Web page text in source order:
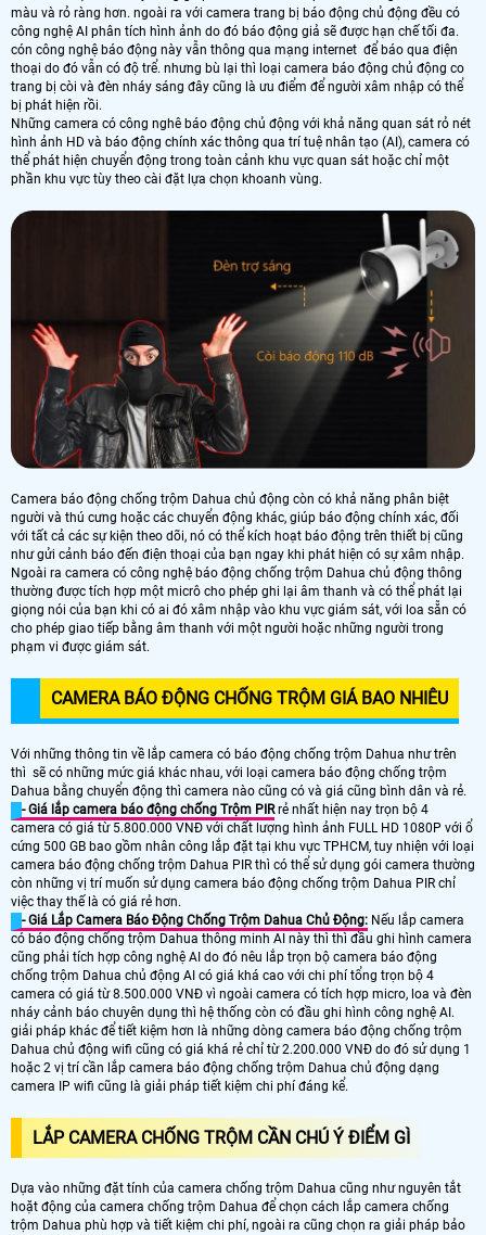
màu và rỏ ràng hơn. ngoài ra với camera trang bị báo động chủ động đều có
công nghệ AI phân tích hình ảnh do đó báo động giả sẽ được hạn chế tối đa.
cón công nghệ báo động này vẫn thông qua mạng internet để báo qua điện
thoại do đó vẫn có độ trể. nhưng bù lại thì loại camera báo động chủ động co
trang bị còi và đèn nháy sáng đây cũng là ưu điểm để người xâm nhập có thể
bị phát hiện rồi.
Những camera có công nghê báo động chủ động với khả năng quan sát rỏ nét
hình ảnh HD và báo động chính xác thông qua trí tuệ nhân tạo (AI), camera có
thể phát hiện chuyển động trong toàn cảnh khu vực quan sát hoặc chỉ một
phần khu vực tùy theo cài đặt lựa chọn khoanh vùng.
Camera báo động chống trộm Dahua chủ động còn có khả năng phân biệt
người và thú cưng hoặc các chuyển động khác, giúp báo động chính xác, đối
với tất cả các sự kiện theo dõi, nó có thể kích hoạt báo động trên thiết bị cũng
như gửi cảnh báo đến điện thoại của bạn ngay khi phát hiện có sự xâm nhập.
Ngoài ra camera có công nghệ báo động chống trộm Dahua chủ động thông
thường được tích hợp một micrô cho phép ghi lại âm thanh và có thể phát lại
giọng nói của bạn khi có ai đó xâm nhập vào khu vực giám sát, với loa sẵn có
cho phép giao tiếp bằng âm thanh với một người hoặc những người trong
phạm vi được giám sát.
CAMERA BÁO ĐỘNG CHỐNG TRỘM GIÁ BAO NHIÊU
Với những thông tin về lắp camera có báo động chống trộm Dahua như trên
thì sẽ có những mức giá khác nhau, với loại camera báo động chống trộm
Dahua bằng chuyển động thì camera nào cũng có và giá cũng bình dân và rẻ.
- Giá lắp camera báo động chống Trộm PIRrẻ nhất hiện nay trọn bộ 4
camera có giá từ 5.800.000 VNĐ với chất lượng hình ảnh FULL HD 1080P với ổ
cứng 500 GB bao gồm nhân công lắp đặt tại khu vực TPHCM, tuy nhiện với loại
camera báo động chống trộm Dahua PIR thì có thể sử dụng gói camera thường
còn những vị trí muốn sử dụng camera báo động chống trộm Dahua PIR chỉ
việc thay thế là có giá rẻ hơn.
- Giá Lắp Camera Báo Động Chống Trộm Dahua Chủ Động: Nếu lắp camera
có báo động chống trộm Dahua thông minh AI này thì thì đầu ghi hình camera
cũng phải tích hợp công nghệ AI do đó nêu lắp trọn bộ camera báo động
chống trộm Dahua chủ động AI có giá khá cao với chi phí tổng trọn bộ 4
camera có giá từ 8.500.000 VNĐ vì ngoài camera có tích hợp micro, loa và đèn
nháy cảnh báo chuyên dụng thì hệ thống còn có đầu ghi hình công nghệ AI.
giải pháp khác để tiết kiệm hơn là những dòng camera báo động chống trộm
Dahua chủ động wifi cũng có giá khá rẻ chỉ từ 2.200.000 VNĐ do đó sử dụng 1
hoặc 2 vị trí cần lắp camera báo động chống trộm Dahua chủ động dạng
camera IP wifi cũng là giải pháp tiết kiệm chi phí đáng kể.
LẮP CAMERA CHỐNG TRỘM CẦN CHÚ Ý ĐIỂM GÌ
Dựa vào những đặt tính của camera chống trộm Dahua cũng như nguyên tắt
hoặt động của camera chống trộm Dahua để chọn cách lắp camera chống
trộm Dahua phù hợp và tiết kiệm chi phí, ngoài ra cũng chọn ra giải pháp bảo